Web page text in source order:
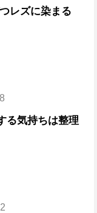
レズに染まる
る気持ちは整理